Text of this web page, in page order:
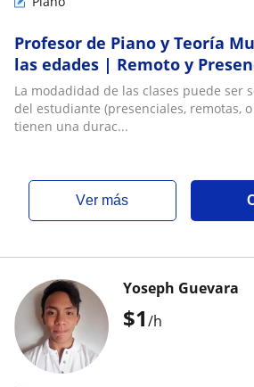
Profesor de Piano y Teoría
las edades | Remoto y
La modadidad de las clases puede ser
del estudiante (presenciales, remotas,
tienen una durac...
ver más
$1/h
Yoseph Guevara